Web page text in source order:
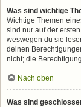
Was sind wichtige
Wichtige Themen
sind nur auf der
weswegen du sie
deinen
nicht; die
Nach oben
Was sind